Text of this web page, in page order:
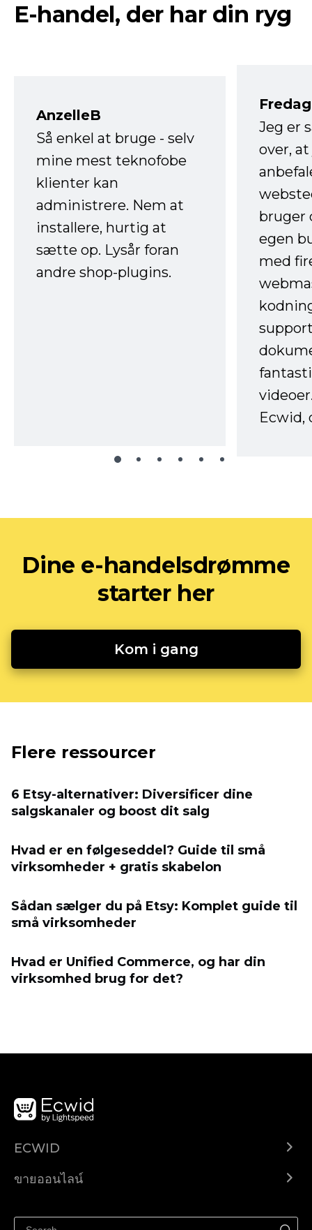
E-handel, der har din ryg
AnzelleB
Så enkel at bruge - selv
mine mest teknofobe
klienter kan
administrere. Nem at
installere, hurtig at
sætte op. Lysår foran
andre shop-plugins.
Jeg er
over,
bruger
egen
med
Ecwid,
Dine e-handelsdrømme
starter her
Kom i gang
Flere ressourcer
6 Etsy-alternativer: Diversificer dine
salgskanaler og boost dit salg
Hvad er en følgeseddel? Guide til små
virksomheder + gratis skabelon
Sådan sælger du på Etsy: Komplet guide til
små virksomheder
Hvad er Unified Commerce, og har din
virksomhed brug for det?
ECWID
ราคา
ขายออนไลน์
ขายบนเฟสบุ๊ค